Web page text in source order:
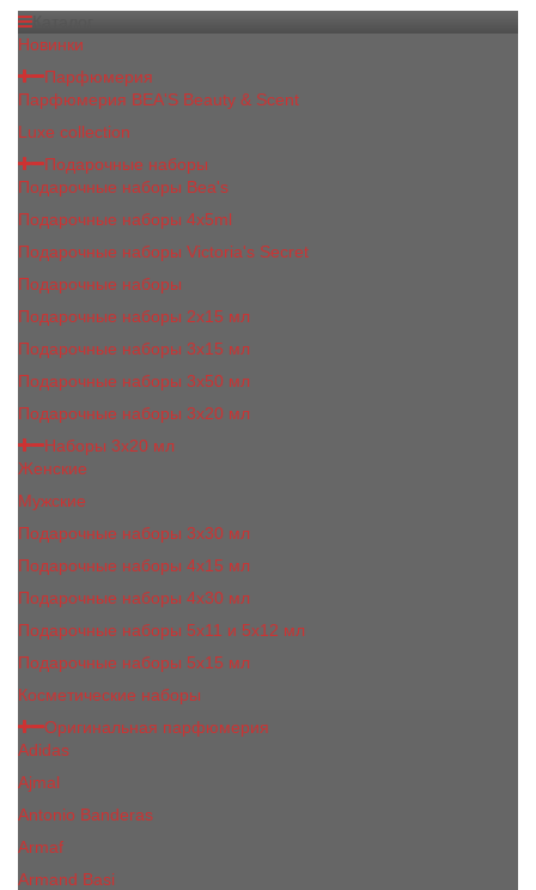
Новинки
Парфюмерия
Парфюмерия BEA'S Beauty & Scent
Luxe collection
Подарочные наборы
Подарочные наборы Bea's
Подарочные наборы 4х5ml
Подарочные наборы Victoria's Secret
Подарочные наборы
Подарочные наборы 2x15 мл
Подарочные наборы 3х15 мл
Подарочные наборы 3x50 мл
Подарочные наборы 3x20 мл
Наборы 3х20 мл
Женские
Мужские
Подарочные наборы 3х30 мл
Подарочные наборы 4x15 мл
Подарочные наборы 4x30 мл
Подарочные наборы 5x11 и 5х12 мл
Подарочные наборы 5x15 мл
Косметические наборы
Оригинальная парфюмерия
Adidas
Ajmal
Antonio Banderas
Armaf
Armand Basi